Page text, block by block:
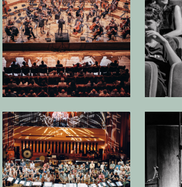
Open afbeelding in popup